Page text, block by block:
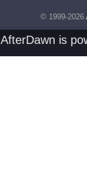
© 1999-2026
AfterDawn is